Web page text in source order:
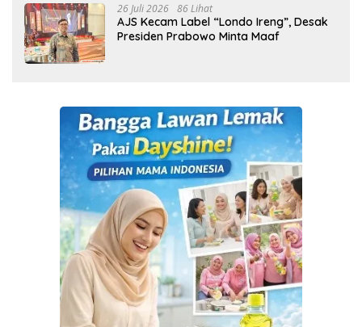
26 Juli 2026 86 Lihat
AJS Kecam Label “Londo Ireng”, Desak
Presiden Prabowo Minta Maaf